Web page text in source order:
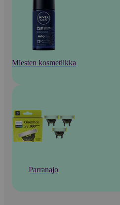
Miesten kosmetiikka
Parranajo